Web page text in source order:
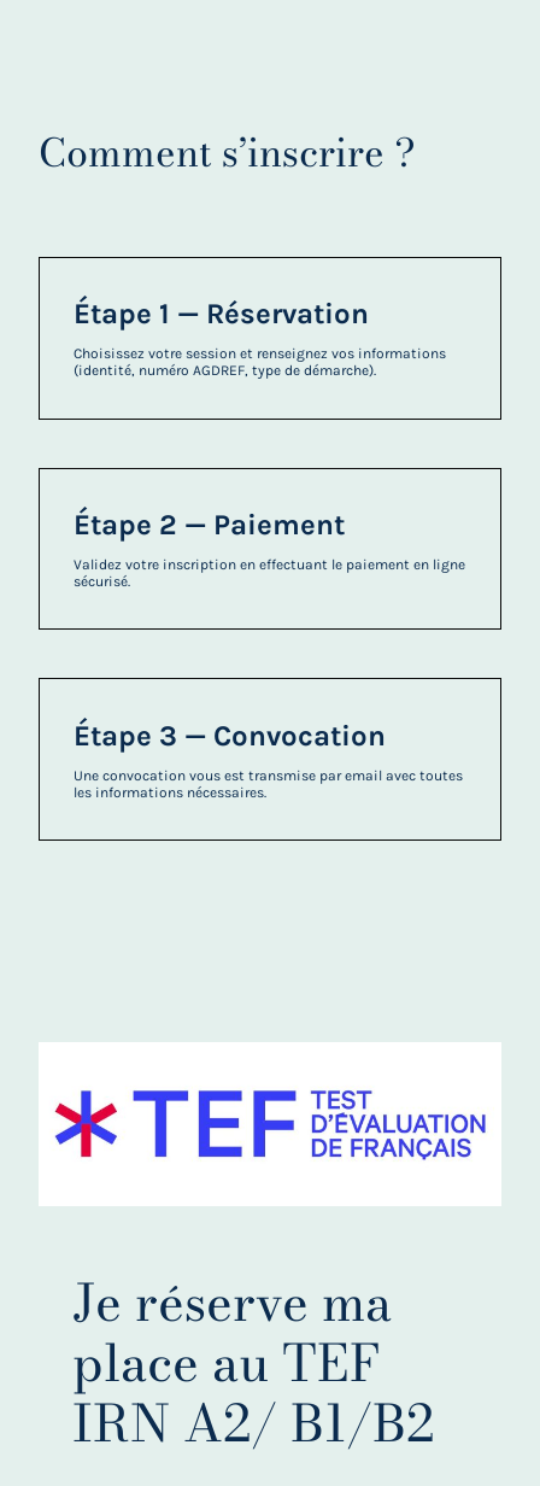
Comment s’inscrire ?
Étape 1 — Réservation
Choisissez votre session et renseignez vos informations
(identité, numéro AGDREF, type de démarche).
Étape 2 — Paiement
Validez votre inscription en effectuant le paiement en ligne
sécurisé.
Étape 3 — Convocation
Une convocation vous est transmise par email avec toutes
les informations nécessaires.
Je réserve ma
place au TEF
IRN A2/ B1/B2